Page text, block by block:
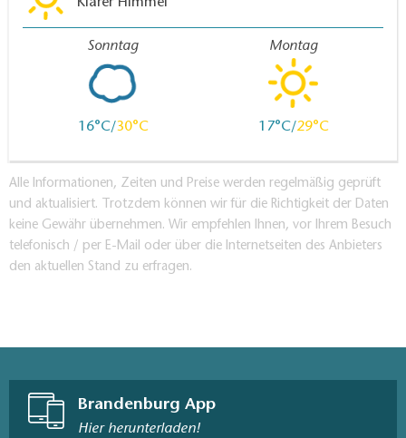
Sonntag
16 30
Montag
17 29
Alle Informationen, Zeiten und Preise werden regelmäßig geprüft
und aktualisiert. Trotzdem können wir für die Richtigkeit der Daten
keine Gewähr übernehmen. Wir empfehlen Ihnen, vor Ihrem Besuch
telefonisch / per E-Mail oder über die Internetseiten des Anbieters
den aktuellen Stand zu erfragen.
Brandenburg App
Hier herunterladen!